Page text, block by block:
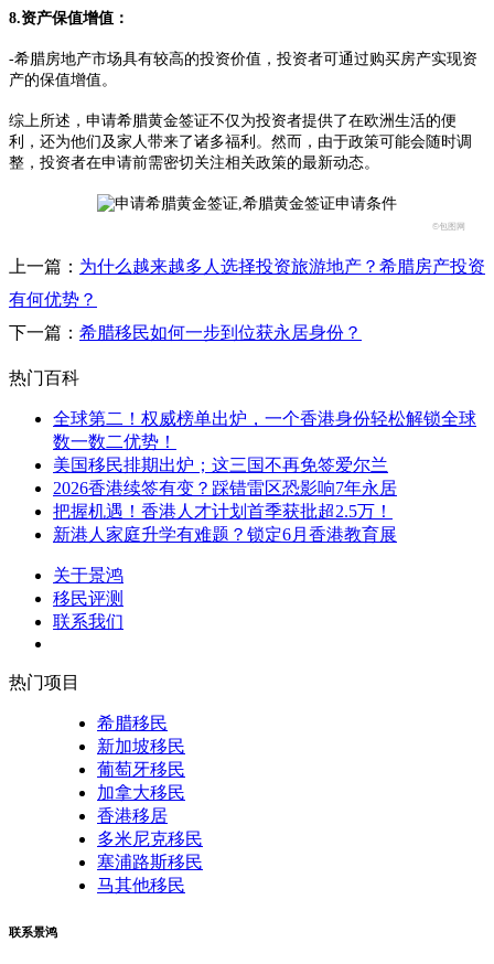
8.资产保值增值：
-希腊房地产市场具有较高的投资价值，投资者可通过购买房产实现资
产的保值增值。
综上所述，申请希腊黄金签证不仅为投资者提供了在欧洲生活的便
利，还为他们及家人带来了诸多福利。然而，由于政策可能会随时调
整，投资者在申请前需密切关注相关政策的最新动态。
©包图网
上一篇： 为什么越来越多人选择投资旅游地产？希腊房产投资
有何优势？
下一篇： 希腊移民如何一步到位获永居身份？
热门百科
全球第二！权威榜单出炉，一个香港身份轻松解锁全球
数一数二优势！
美国移民排期出炉；这三国不再免签爱尔兰
2026香港续签有变？踩错雷区恐影响7年永居
把握机遇！香港人才计划首季获批超2.5万！
新港人家庭升学有难题？锁定6月香港教育展
关于景鸿
移民评测
联系我们
热门项目
希腊移民
新加坡移民
葡萄牙移民
加拿大移民
香港移居
多米尼克移民
塞浦路斯移民
马其他移民
联系景鸿